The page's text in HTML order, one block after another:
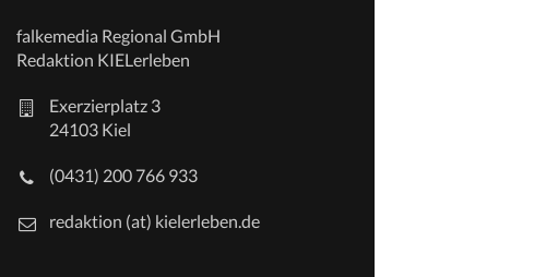
falkemedia Regional GmbH
Redaktion KIELerleben
Exerzierplatz 3
24103 Kiel
(0431) 200 766 933
redaktion (at) kielerleben.de